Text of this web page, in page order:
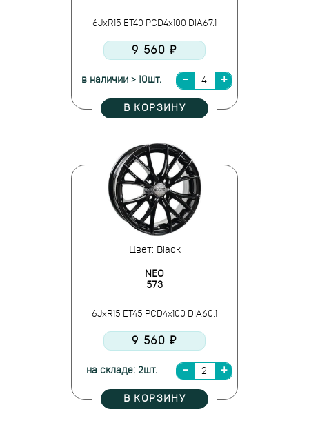
6JxR15 ET40 PCD4x100 DIA67.1
9 560 ₽
в наличии > 10шт.
В КОРЗИНУ
Цвет: Black
NEO
573
6JxR15 ET45 PCD4x100 DIA60.1
9 560 ₽
на складе: 2шт.
В КОРЗИНУ